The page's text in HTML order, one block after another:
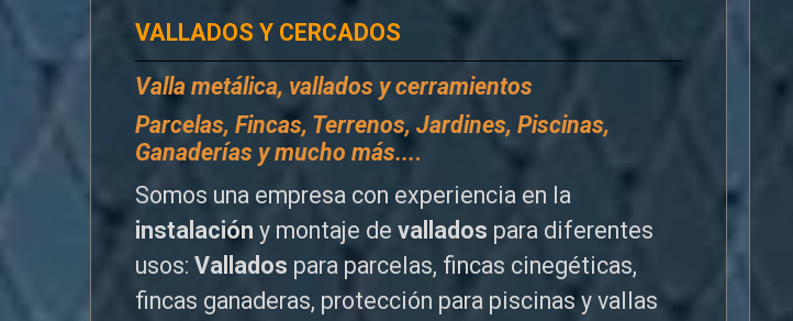
VALLADOS Y CERCADOS
Valla metálica, vallados y cerramientos
Parcelas, Fincas, Terrenos, Jardines, Piscinas,
Ganaderías y mucho más....
Somos una empresa con experiencia en la
instalacióny montaje devallados para diferentes
usos: Vallados para parcelas, fincas cinegéticas,
fincas ganaderas, protección para piscinas y vallas